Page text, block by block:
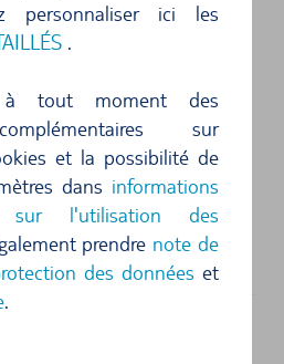
personnaliser ici les
.
à tout moment des
sur
et la possibilité de
dans informations
sur l'utilisation des
prendre note de
des données et
.
DE VOITURES